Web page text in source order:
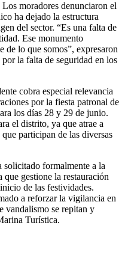
Los moradores denunciaron el
ha dejado la estructura
del sector. “Es una falta de
Ese monumento
de lo que somos”, expresaron
la falta de seguridad en los
cobra especial relevancia
por la fiesta patronal de
los días 28 y 29 de junio.
el distrito, ya que atrae a
participan de las diversas
solicitado formalmente a la
gestione la restauración
de las festividades.
a reforzar la vigilancia en
vandalismo se repitan y
Turística.